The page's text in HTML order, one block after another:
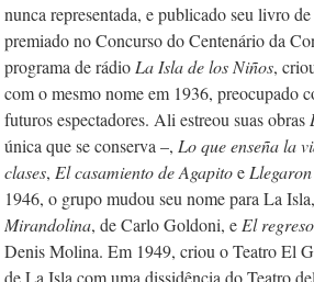
nunca representada, e publicado seu livro
premiado no Concurso do Centenário da
programa de rádio La Isla de los Niños,
com o mesmo nome em 1936, preocupado
futuros espectadores. Ali estreou suas obras
única que se conserva –, Lo que enseña la
clases, El casamiento de Agapitoe
1946, o grupo mudou seu nome para La
Mirandolina, de Carlo Goldoni, e El
Denis Molina. Em 1949, criou o Teatro El
de La Isla com uma dissidência do Teatro